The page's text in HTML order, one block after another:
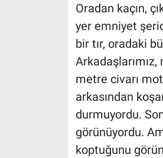
Oradan kaçın,
yer emniyet
bir tır, oradaki
metre civarı
arkasından
durmuyordu.
görünüyordu.
koptuğunu